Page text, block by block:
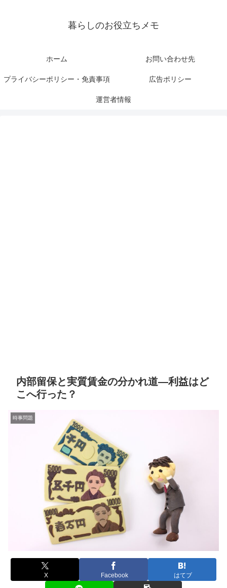
暮らしのお役立ちメモ
ホーム お問い合わせ先
プライバシーポリシー・免責事項 広告ポリシー
運営者情報
内部留保と実質賃金の分かれ道—利益はど
こへ行った？
時事問題
X Facebook はてブ